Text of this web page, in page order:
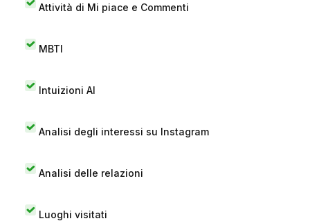
Attività di Mi piace e Commenti
MBTI
Intuizioni AI
Analisi degli interessi su Instagram
Analisi delle relazioni
Luoghi visitati